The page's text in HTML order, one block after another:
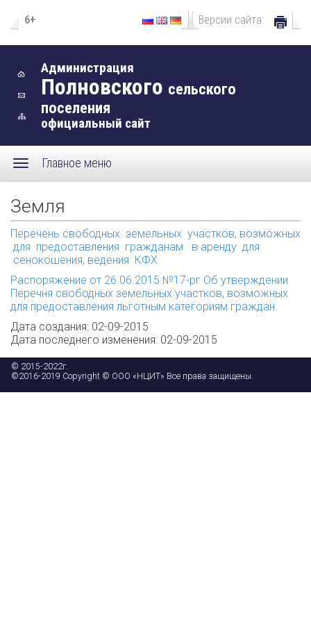
6+ Версии сайта:
Администрация
Полновского сельского
поселения
официальный сайт
Главное меню
Земля
Перечень свободных земельных участков, возможных
для предоставления гражданам в аренду для
сенокошения, ведения КФХ
Распоряжение от 26.06.2015 №17-рг Об утверждении
Перечня свободных земельных участков, возможных
для предоставления льготным категориям граждан
Дата создания: 02-09-2015
Дата последнего изменения: 02-09-2015
© 2015-2022г.
©2016-2019 Copyright © ООО «НЦИТ» Все права защищены.